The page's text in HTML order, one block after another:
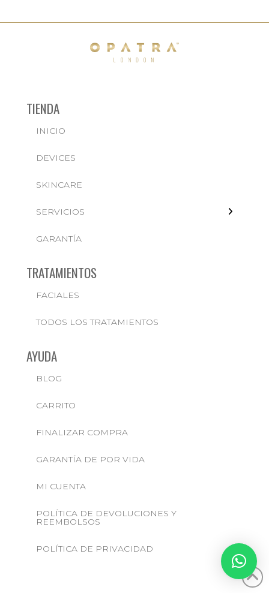
TIENDA
INICIO
DEVICES
SKINCARE
SERVICIOS
← BACK
FACIALES
GARANTÍA
TRATAMIENTOS
FACIALES
TODOS LOS TRATAMIENTOS
AYUDA
BLOG
CARRITO
FINALIZAR COMPRA
GARANTÍA DE POR VIDA
MI CUENTA
POLÍTICA DE DEVOLUCIONES Y
REEMBOLSOS
POLÍTICA DE PRIVACIDAD